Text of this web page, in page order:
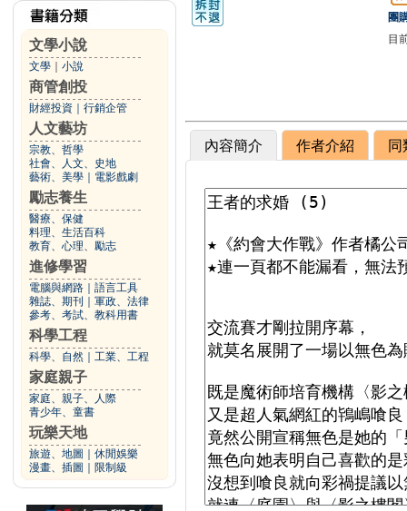
文學小說
文學 小說
商管創投
財經投資 行銷企管
人文藝坊
宗教、哲學
社會、人文、史地
藝術、美學
電影戲劇
勵志養生
醫療、保健
料理、生活百科
教育、心理、勵志
進修學習
電腦與網路
語言工具
雜誌、期刊
軍政、法律
參考、考試、教科用書
科學工程
科學、自然 工業、工程
家庭親子
家庭、親子、人際
青少年、童書
玩樂天地
旅遊、地圖
休閒娛樂
漫畫、插圖
限制級
團
目
內容簡介 作者介紹 同